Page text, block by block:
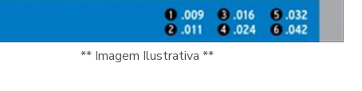
** Imagem Ilustrativa **